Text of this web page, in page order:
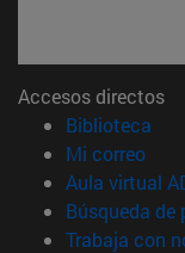
Accesos directos
Biblioteca
Mi correo
Aula virtual
Búsqueda de
Trabaja con